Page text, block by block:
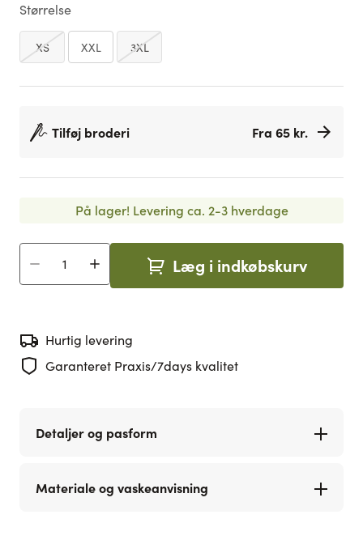
Størrelse
XS XXL 3XL
Tilføj broderi Fra 65 kr.
På lager! Levering ca. 2-3 hverdage
Antal Læg i indkøbskurv
Hurtig levering
Garanteret Praxis/7days kvalitet
Detaljer og pasform
Materiale og vaskeanvisning